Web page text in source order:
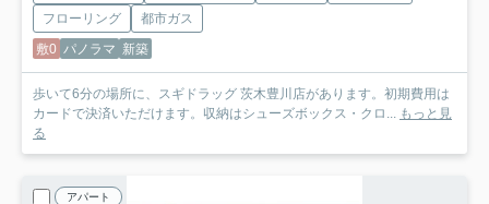
フローリング
都市ガス
敷0 パノラマ 新築
歩いて6分の場所に、スギドラッグ 茨木豊川店があります。初期費用は
カードで決済いただけます。収納はシューズボックス・クロ...
もっと見
る
アパート